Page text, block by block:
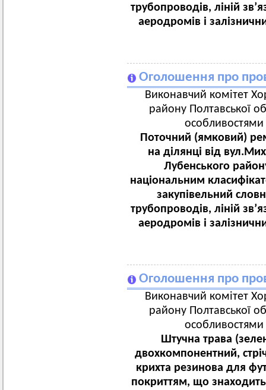
трубопроводів, ліній
аеродромів і
Оголошення про
Виконавчий комітет
району Полтавської
особливостями
Поточний (ямковий)
на ділянці від
Лубенського
національним
закупівельний
трубопроводів, ліній
аеродромів і
Оголошення про
Виконавчий комітет
району Полтавської
особливостями
Штучна трава
двохкомпонентний,
крихта резинова для
покриттям, що